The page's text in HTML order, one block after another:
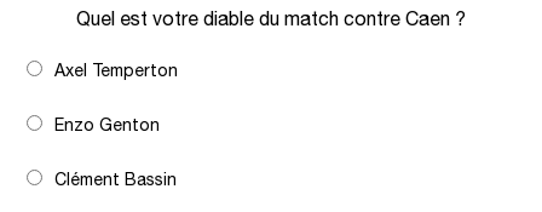
Quel est votre diable du match contre Caen ?
Axel Temperton
Enzo Genton
Clément Bassin